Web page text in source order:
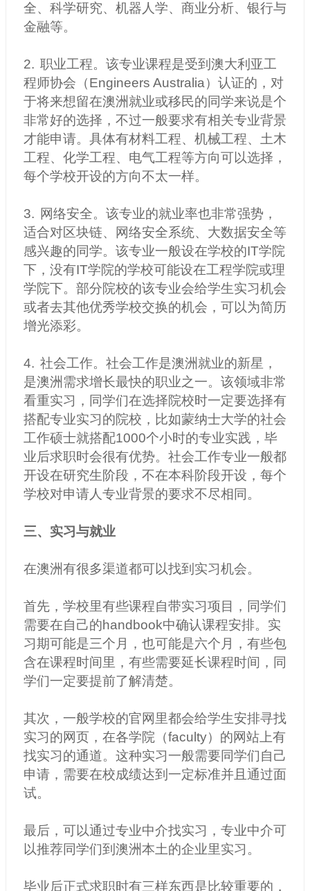
全、科学研究、机器人学、商业分析、银行与
金融等。
2. 职业工程。该专业课程是受到澳大利亚工
程师协会（Engineers Australia）认证的，对
于将来想留在澳洲就业或移民的同学来说是个
非常好的选择，不过一般要求有相关专业背景
才能申请。具体有材料工程、机械工程、土木
工程、化学工程、电气工程等方向可以选择，
每个学校开设的方向不太一样。
3. 网络安全。该专业的就业率也非常强势，
适合对区块链、网络安全系统、大数据安全等
感兴趣的同学。该专业一般设在学校的IT学院
下，没有IT学院的学校可能设在工程学院或理
学院下。部分院校的该专业会给学生实习机会
或者去其他优秀学校交换的机会，可以为简历
增光添彩。
4. 社会工作。社会工作是澳洲就业的新星，
是澳洲需求增长最快的职业之一。该领域非常
看重实习，同学们在选择院校时一定要选择有
搭配专业实习的院校，比如蒙纳士大学的社会
工作硕士就搭配1000个小时的专业实践，毕
业后求职时会很有优势。社会工作专业一般都
开设在研究生阶段，不在本科阶段开设，每个
学校对申请人专业背景的要求不尽相同。
三、实习与就业
在澳洲有很多渠道都可以找到实习机会。
首先，学校里有些课程自带实习项目，同学们
需要在自己的handbook中确认课程安排。实
习期可能是三个月，也可能是六个月，有些包
含在课程时间里，有些需要延长课程时间，同
学们一定要提前了解清楚。
其次，一般学校的官网里都会给学生安排寻找
实习的网页，在各学院（faculty）的网站上有
找实习的通道。这种实习一般需要同学们自己
申请，需要在校成绩达到一定标准并且通过面
试。
最后，可以通过专业中介找实习，专业中介可
以推荐同学们到澳洲本土的企业里实习。
毕业后正式求职时有三样东西是比较重要的，